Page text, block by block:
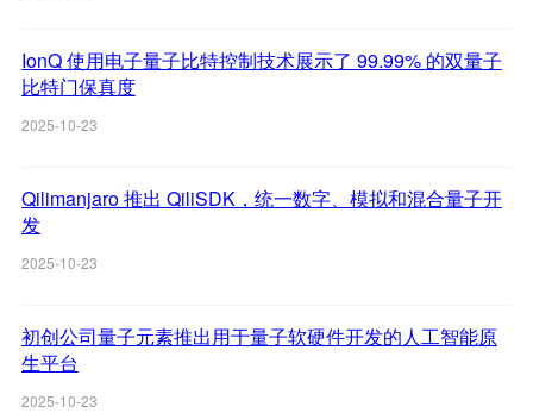
IonQ 使用电子量子比特控制技术展示了 99.99% 的双量子
比特门保真度
2025-10-23
Qilimanjaro 推出 QiliSDK，统一数字、模拟和混合量子开
发
2025-10-23
初创公司量子元素推出用于量子软硬件开发的人工智能原
生平台
2025-10-23